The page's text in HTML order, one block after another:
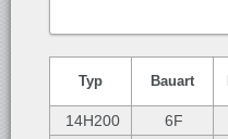
Typ Bauart
14H200 6F